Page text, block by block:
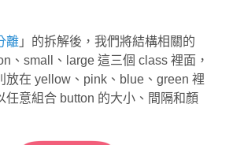
離 」的拆解後，我們將結構相關的
、small、large 這三個 class 裡面，
放在 yellow、pink、blue、green 裡
任意組合 button 的大小、間隔和顏